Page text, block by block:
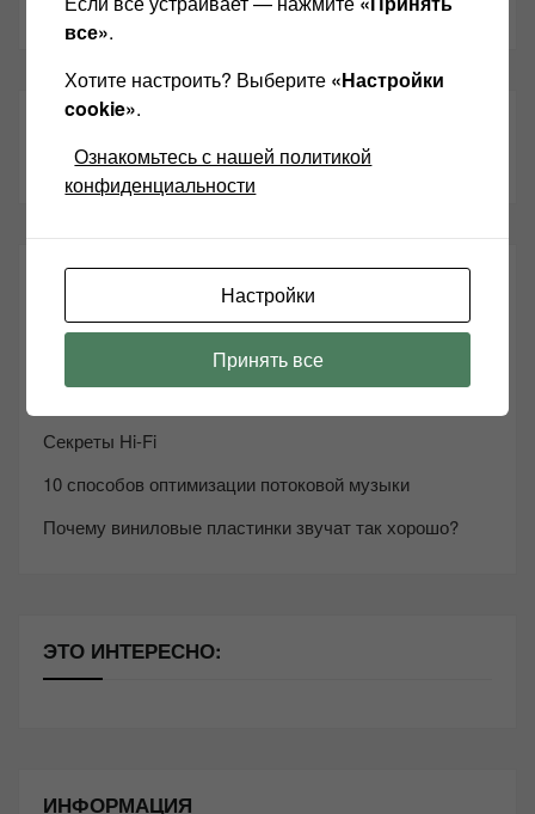
ТАКЖЕ ЧИТАЕМ:
СВЕЖИЕ ЗАПИСИ
Возьмите друга в салон Hi-Fi техники
Секреты Hi-Fi
10 способов оптимизации потоковой музыки
Почему виниловые пластинки звучат так хорошо?
ЭТО ИНТЕРЕСНО:
ИНФОРМАЦИЯ
все».
Хотите настроить? Выберите «Настройки
cookie».
Ознакомьтесь с нашей политикой
конфиденциальности
Настройки
Принять все